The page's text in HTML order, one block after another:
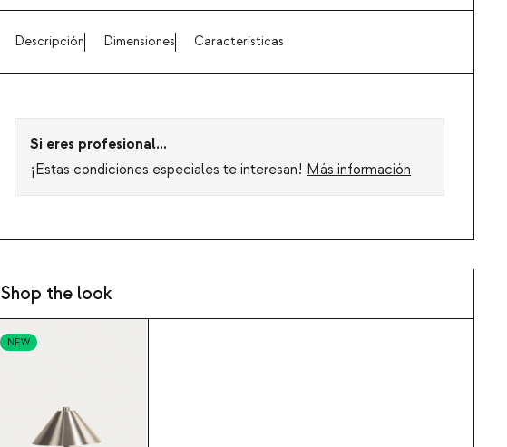
Descripción Dimensiones Características
Si eres profesional...
¡Estas condiciones especiales te interesan! Más información
Shop the look
NEW